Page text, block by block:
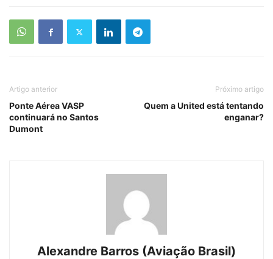
Artigo anterior
Ponte Aérea VASP
continuará no Santos
Dumont
Próximo artigo
Quem a United está tentando
enganar?
Alexandre Barros (Aviação Brasil)